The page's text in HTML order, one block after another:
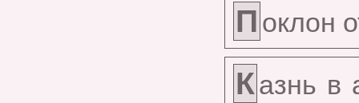
П оклон
Казнь в